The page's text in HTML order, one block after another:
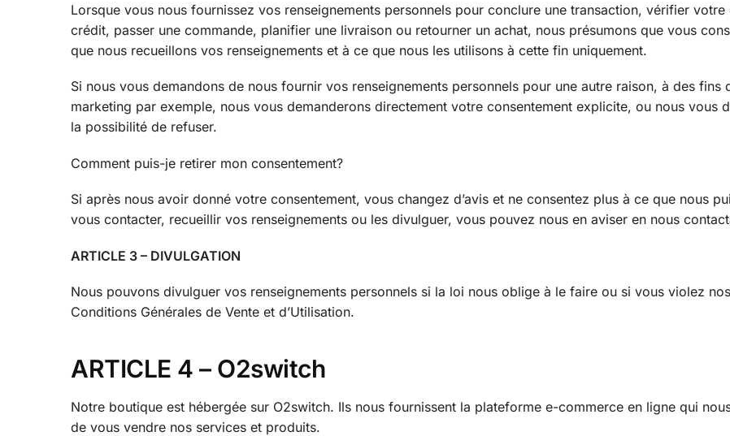
Lorsque vous nous fournissez vos renseignements personnels pour conclure une transaction, vérifier votre
crédit, passer une commande, planifier une livraison ou retourner un achat, nous présumons que vous
que nous recueillons vos renseignements et à ce que nous les utilisons à cette fin uniquement.
Si nous vous demandons de nous fournir vos renseignements personnels pour une autre raison, à des fins
marketing par exemple, nous vous demanderons directement votre consentement explicite, ou nous vous
la possibilité de refuser.
Comment puis-je retirer mon consentement?
Si après nous avoir donné votre consentement, vous changez d’avis et ne consentez plus à ce que nous
vous contacter, recueillir vos renseignements ou les divulguer, vous pouvez nous en aviser en nous
ARTICLE 3 – DIVULGATION
Nous pouvons divulguer vos renseignements personnels si la loi nous oblige à le faire ou si vous violez nos
Conditions Générales de Vente et d’Utilisation.
ARTICLE 4 – O2switch
Notre boutique est hébergée sur O2switch. Ils nous fournissent la plateforme e-commerce en ligne qui
de vous vendre nos services et produits.